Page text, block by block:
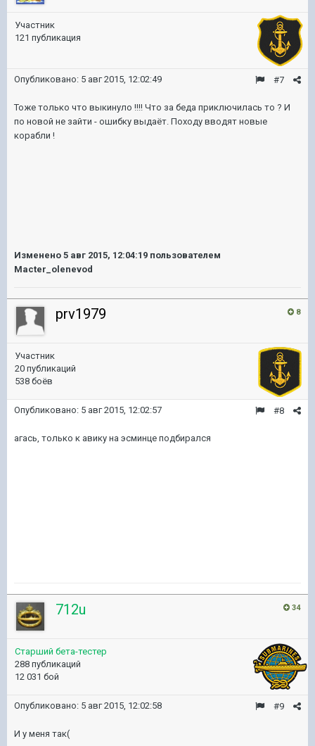
Участник
121 публикация
#7
Опубликовано: 5 авг 2015, 12:02:49
Тоже только что выкинуло !!!! Что за беда приключилась то ? И
по новой не зайти - ошибку выдаёт. Походу вводят новые
корабли !
Изменено 5 авг 2015, 12:04:19 пользователем
Macter_olenevod
8
prv1979
Участник
20 публикаций
538 боёв
#8
Опубликовано: 5 авг 2015, 12:02:57
агась, только к авику на эсминце подбирался
34
712u
Старший бета-тестер
288 публикаций
12 031 бой
#9
Опубликовано: 5 авг 2015, 12:02:58
И у меня так(